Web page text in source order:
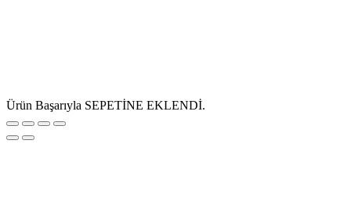
Ürün Başarıyla SEPETİNE EKLENDİ.